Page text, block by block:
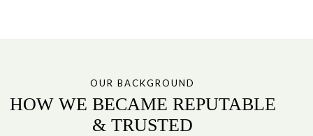
OUR BACKGROUND
HOW WE BECAME REPUTABLE
& TRUSTED